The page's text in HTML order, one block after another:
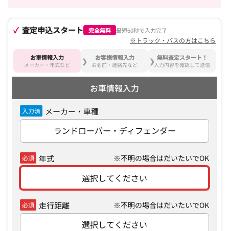
査定申込スタート 完全無料 最短60秒で入力完了
※トラック・バスの方はこちら
お車情報入力
メーカー・年式など
お客様情報入力
お名前・連絡先など
無料査定スタート！
入力内容を確認して送信
お車情報入力
入力済 メーカー・車種
ランドローバー・ディフェンダー
必須 年式 ※不明の場合はだいたいでOK
選択してください
必須 走行距離 ※不明の場合はだいたいでOK
選択してください